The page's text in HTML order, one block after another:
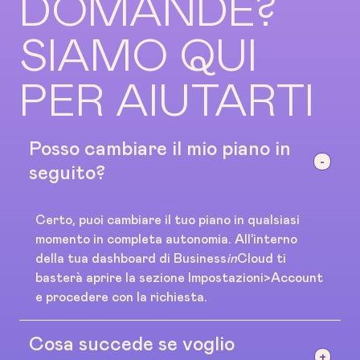
DOMANDE?
SIAMO QUI
PER AIUTARTI
Posso cambiare il mio piano in
seguito?
Certo, puoi cambiare il tuo piano in qualsiasi
momento in completa autonomia. All’interno
della tua dashboard di BusinessinCloud ti
basterà aprire la sezione Impostazioni>Account
e procedere con la richiesta.
Cosa succede se voglio